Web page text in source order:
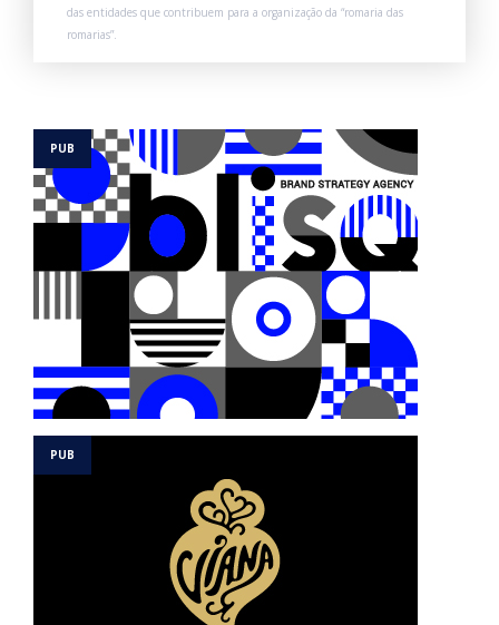
das entidades que contribuem para a organização da “romaria das
romarias”.